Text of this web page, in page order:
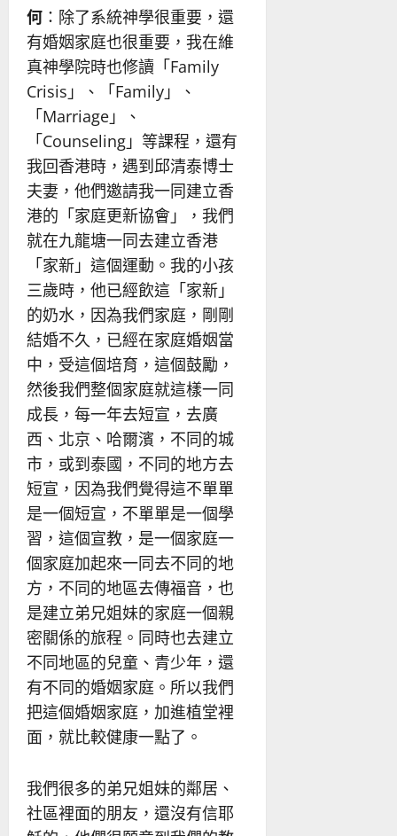
何 ：除了系統神學很重要，還
有婚姻家庭也很重要，我在維
真神學院時也修讀「Family
Crisis」、「Family」、
「Marriage」、
「Counseling」等課程，還有
我回香港時，遇到邱清泰博士
夫妻，他們邀請我一同建立香
港的「家庭更新協會」，我們
就在九龍塘一同去建立香港
「家新」這個運動。我的小孩
三歲時，他已經飲這「家新」
的奶水，因為我們家庭，剛剛
結婚不久，已經在家庭婚姻當
中，受這個培育，這個鼓勵，
然後我們整個家庭就這樣一同
成長，每一年去短宣，去廣
西、北京、哈爾濱，不同的城
市，或到泰國，不同的地方去
短宣，因為我們覺得這不單單
是一個短宣，不單單是一個學
習，這個宣教，是一個家庭一
個家庭加起來一同去不同的地
方，不同的地區去傳福音，也
是建立弟兄姐妹的家庭一個親
密關係的旅程。同時也去建立
不同地區的兒童、青少年，還
有不同的婚姻家庭。所以我們
把這個婚姻家庭，加進植堂裡
面，就比較健康一點了。
我們很多的弟兄姐妹的鄰居、
社區裡面的朋友，還沒有信耶